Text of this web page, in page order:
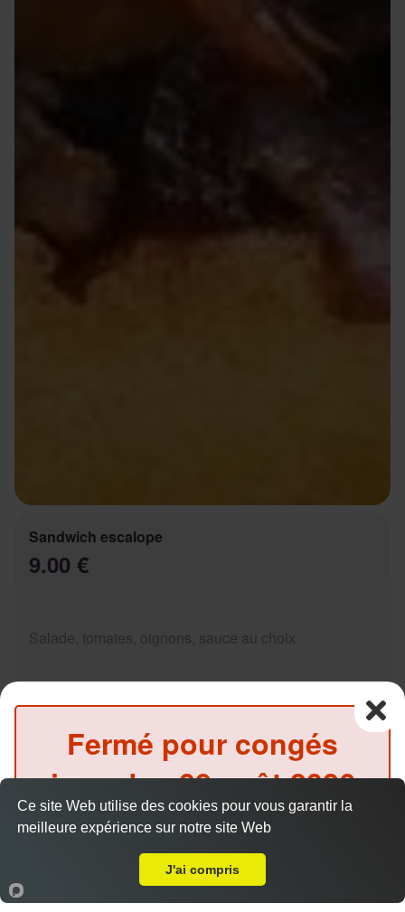
Sandwich escalope
9.00 €
Salade, tomates, oignons, sauce au choix
9.00 €
Salade, tomates, oignons, sauce au choix
Accueil Panier Compte
Fermé pour congés
jusqu'au08 août 2026
inclus
(Précommande possible)
Ce site Web utilise des cookies pour vous garantir la
meilleure expérience sur notre site Web
J'ai compris